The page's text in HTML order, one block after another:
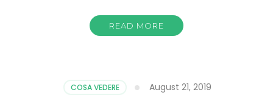
READ MORE
COSA VEDERE August 21, 2019